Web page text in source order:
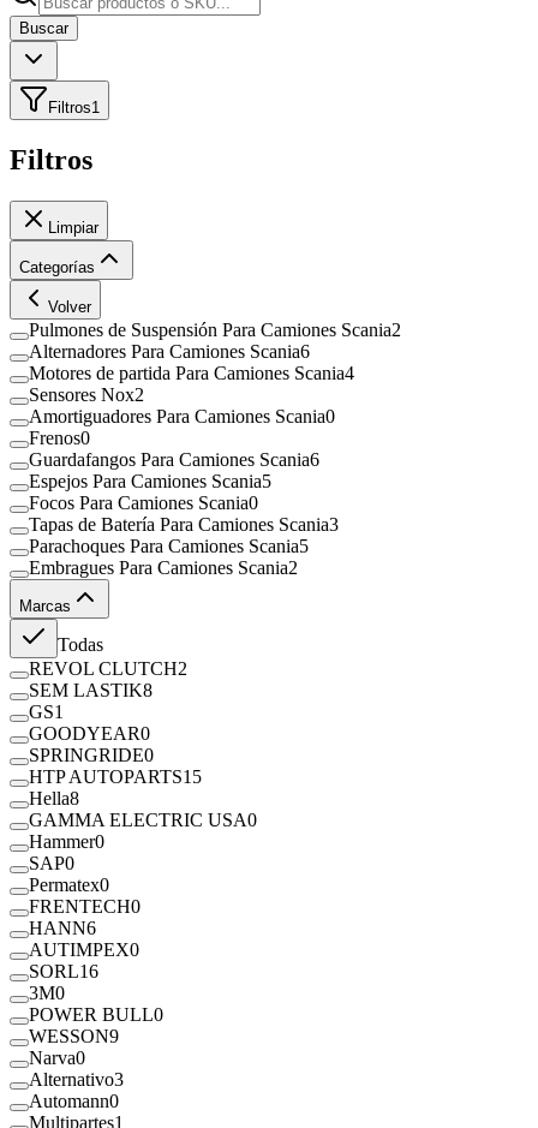
Buscar
Filtros1
Filtros
Limpiar
Categorías
Volver
Pulmones de Suspensión Para Camiones Scania2
Alternadores Para Camiones Scania6
Motores de partida Para Camiones Scania4
Sensores Nox2
Amortiguadores Para Camiones Scania0
Frenos0
Guardafangos Para Camiones Scania6
Espejos Para Camiones Scania5
Focos Para Camiones Scania0
Tapas de Batería Para Camiones Scania3
Parachoques Para Camiones Scania5
Embragues Para Camiones Scania2
Marcas
Todas
REVOL CLUTCH2
SEM LASTIK8
GS1
GOODYEAR0
SPRINGRIDE0
HTP AUTOPARTS15
Hella8
GAMMA ELECTRIC USA0
Hammer0
SAP0
Permatex0
FRENTECH0
HANN6
AUTIMPEX0
SORL16
3M0
POWER BULL0
WESSON9
Narva0
Alternativo3
Automann0
Multipartes1